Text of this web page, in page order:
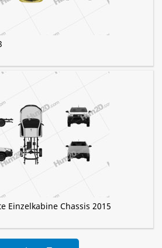
Einzelkabine Chassis 2015